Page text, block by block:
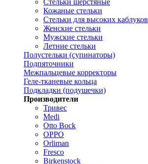
Стельки шерстяные
Кожаные стельки
Стельки для высоких каблуков
Женские стельки
Мужские стельки
Летние стельки
Полустельки (супинаторы)
Подпяточники
Межпальцевые корректоры
Геле-тканевые кольца
Подкладки (подушечки)
Производители
Тривес
Medi
Otto Bock
OPPO
Orliman
Fresco
Birkenstock